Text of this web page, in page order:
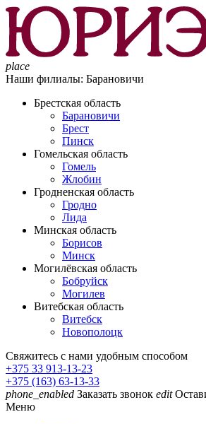
place
Наши филиалы: Барановичи
Брестская область
Барановичи
Брест
Пинск
Гомельская область
Гомель
Жлобин
Гродненская область
Гродно
Лида
Минская область
Борисов
Минск
Могилёвская область
Бобруйск
Могилев
Витебская область
Витебск
Новополоцк
Свяжитесь с нами удобным способом
+375 33 913-13-23
+375 (163) 63-13-33
phone_enabled Заказать звонок edit
Меню